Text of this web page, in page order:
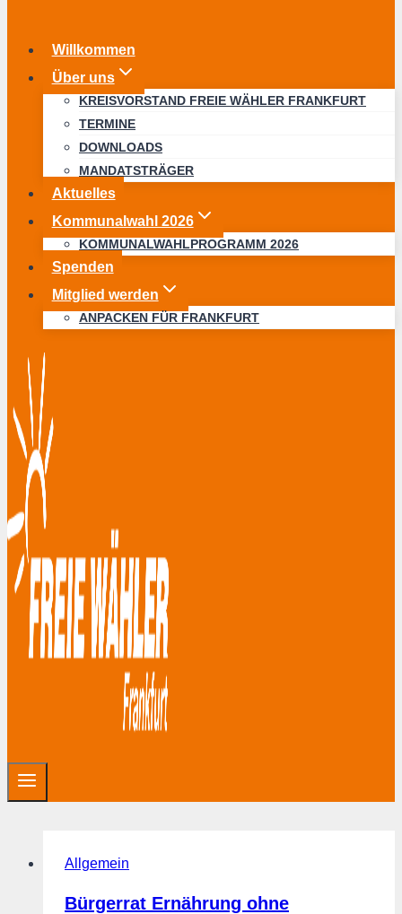
Willkommen
Über uns
KREISVORSTAND FREIE WÄHLER FRANKFURT
TERMINE
DOWNLOADS
MANDATSTRÄGER
Aktuelles
Kommunalwahl 2026
KOMMUNALWAHLPROGRAMM 2026
Spenden
Mitglied werden
ANPACKEN FÜR FRANKFURT
Allgemein
Bürgerrat Ernährung ohne